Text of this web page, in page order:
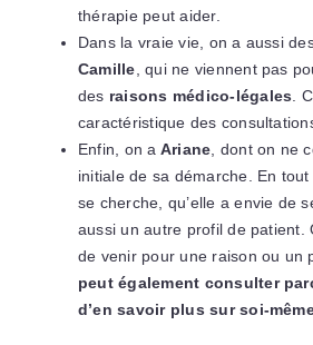
thérapie peut aider.
Dans la vraie vie, on a aussi
Camille, qui ne viennent pas
des raisons médico-légales.
caractéristique des
Enfin, on a Ariane, dont on ne
initiale de sa démarche. En tout
se cherche, qu’elle a envie de
aussi un autre profil de patient.
de venir pour une raison ou un
peut également consulter
d’en savoir plus sur soi-